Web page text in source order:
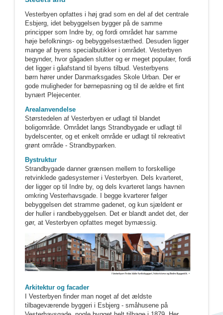
Vesterbyen opfattes i høj grad som en del af det centrale
Esbjerg, idet bebyggelsen bygger på de samme
principper som Indre by, og fordi området har samme
høje befolknings- og bebyggelsestæthed. Desuden ligger
mange af byens specialbutikker i området. Vesterbyen
begynder, hvor gågaden slutter og er meget populær, fordi
det ligger i gåafstand til byens tilbud. Vesterbyens
børn hører under Danmarksgades Skole Urban. Der er
gode muligheder for børnepasning og til de ældre et fint
bynært Plejecenter.
Arealanvendelse
Størstedelen af Vesterbyen er udlagt til blandet
boligområde. Området langs Strandbygade er udlagt til
bydelscenter, og et enkelt område er udlagt til rekreativt
grønt område - Strandbyparken.
Bystruktur
Strandbygade danner grænsen mellem to forskellige
retvinklede gadesystemer i Vesterbyen. Dels kvarteret,
der ligger op til Indre by, og dels kvarteret langs havnen
omkring Vesterhavsgade. I begge kvarterer følger
bebyggelsen det stramme gadenet, og kun sjældent er
der huller i randbebyggelsen. Det er blandt andet det, der
gør, at Vesterbyen opfattes meget bymæssig.
Arkitektur og facader
I Vesterbyen finder man noget af det ældste
tilbageværende byggeri i Esbjerg - småhusene på